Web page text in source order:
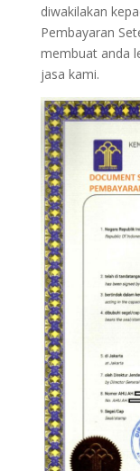
diwakilakan
Pembayaran
membuat anda
jasa kami.